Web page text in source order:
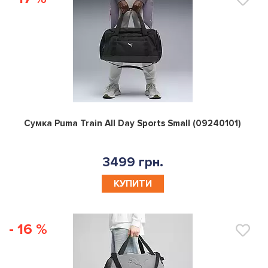
0
Сумка Puma Train All Day Sports Small (09240101)
3499 грн.
КУПИТИ
- 16 %